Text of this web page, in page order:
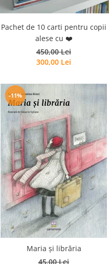
Pachet de 10 carti pentru copii
alese cu ❤️
450,00 Lei
300,00 Lei
-11%
Maria și librăria
45,00 Lei